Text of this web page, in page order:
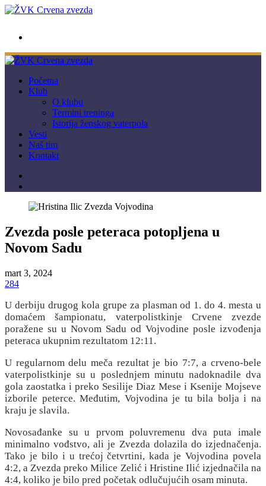
Početna
Klub
O klubu
Termini treninga
Istorija ženskog vaterpola
Vesti
Naš tim
Kontakt
Zvezda posle peteraca potopljena u
Novom Sadu
mart 3, 2024
284
U derbiju drugog kola grupe za plasman od 1. do 4. mesta u
domaćem šampionatu, vaterpolistkinje Crvene zvezde
poražene su u Novom Sadu od Vojvodine posle izvođenja
peteraca ukupnim rezultatom 12:11.
U regularnom delu meča rezultat je bio 7:7, a crveno-bele
vaterpolistkinje su u poslednjem minutu nadoknadile dva
gola zaostatka i preko Sesilije Diaz Mese i Ksenije Mojseve
izborile peterce. Međutim, Vojvodina je tu bila bolja i na
kraju je slavila.
Novosađanke su u prvom poluvremenu dva puta imale
minimalno vođstvo, ali je Zvezda dolazila do izjednačenja.
Tako je bilo i u trećoj četvrtini, kada je Vojvodina povela
4:2, a Zvezda preko Milice Zelić i Hristine Ilić izjednačila na
4:4, koliko je bilo pred početak odlučujućih osam minuta.